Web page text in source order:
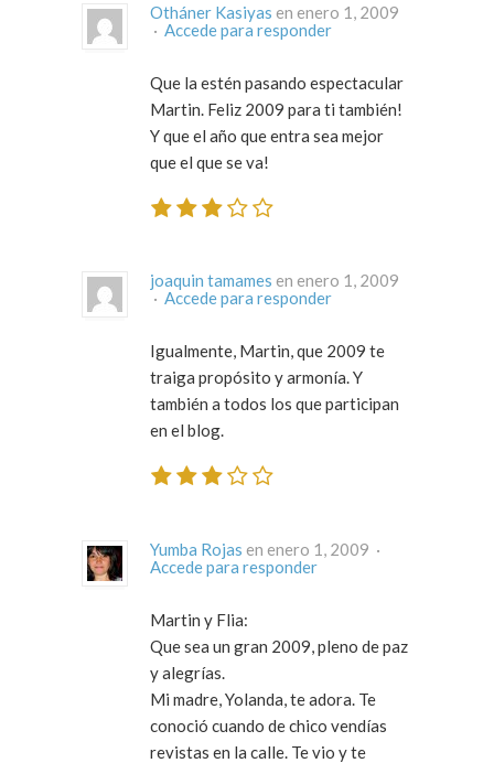
Otháner Kasiyas en enero 1, 2009
· Accede para responder
Que la estén pasando espectacular
Martin. Feliz 2009 para ti también!
Y que el año que entra sea mejor
que el que se va!
joaquin tamames en enero 1, 2009
· Accede para responder
Igualmente, Martin, que 2009 te
traiga propósito y armonía. Y
también a todos los que participan
en el blog.
Yumba Rojas
en enero 1, 2009 ·
Accede para responder
Martin y Flia:
Que sea un gran 2009, pleno de paz
y alegrías.
Mi madre, Yolanda, te adora. Te
conoció cuando de chico vendías
revistas en la calle. Te vio y te